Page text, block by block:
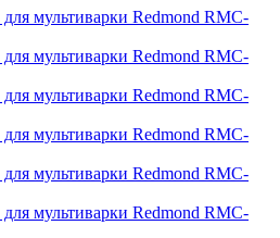
для мультиварки Redmond RMC-
для мультиварки Redmond RMC-
для мультиварки Redmond RMC-
для мультиварки Redmond RMC-
для мультиварки Redmond RMC-
для мультиварки Redmond RMC-